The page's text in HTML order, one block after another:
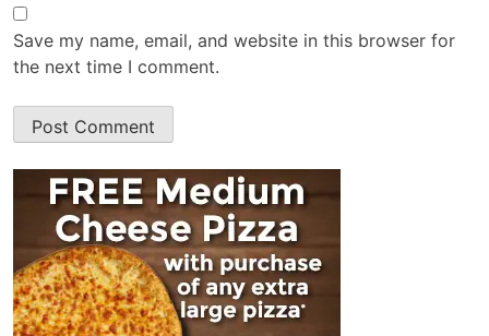
Save my name, email, and website in this browser for
the next time I comment.